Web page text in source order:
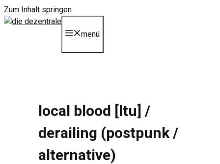
Zum Inhalt springen
menü
local blood [ltu] /
derailing (postpunk /
alternative)